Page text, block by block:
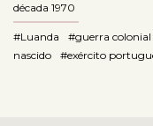
década 1970
#Luanda #guerra colonial
nascido
#exército